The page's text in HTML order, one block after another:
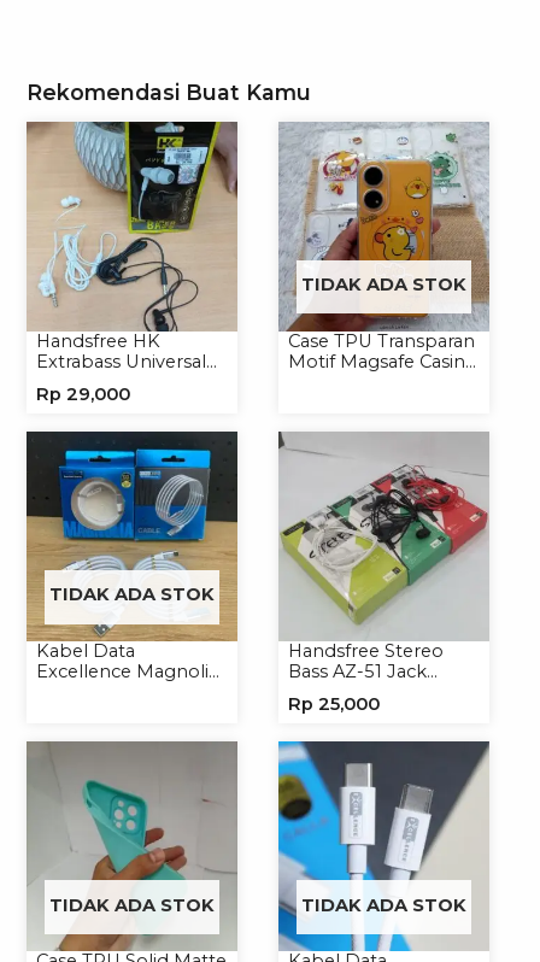
Rekomendasi Buat Kamu
Handsfree HK
Extrabass Universal
Earphone Headset
Rp 29,000
TIDAK ADA STOK
Case TPU Transparan
Motif Magsafe Casing
TIDAK ADA STOK
Kabel Data
Excellence Magnolia
Handsfree Stereo
Bass AZ-51 Jack
Headset
Rp 25,000
TIDAK ADA STOK TIDAK ADA STOK